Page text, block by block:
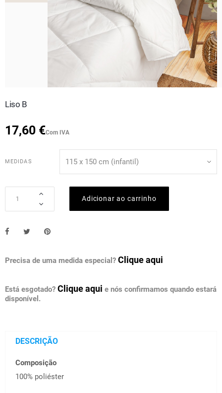
Liso B
17,60 €Com IVA
MEDIDAS
Adicionar ao carrinho
Precisa de uma medida especial? Clique aqui
Está esgotado? Clique aqui e nós confirmamos quando estará
disponível.
DESCRIÇÃO
Composição
100% poliéster